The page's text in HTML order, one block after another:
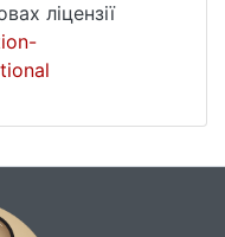
ліцензії